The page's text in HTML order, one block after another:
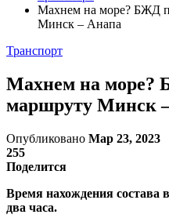
Махнем на море? БЖД
Минск – Анапа
Транспорт
Махнем на море?
маршруту Минск
Опубликовано Мар 23, 2023
255
Поделится
Время нахождения состава
два часа.